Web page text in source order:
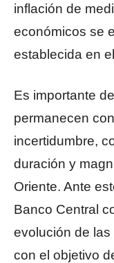
inflación de
económicos se
establecida en
Es importante
permanecen
incertidumbre,
duración y
Oriente. Ante
Banco Central
evolución de
con el objetivo